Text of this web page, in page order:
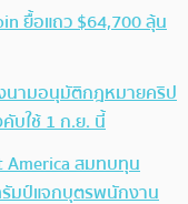
ยื้อแถว $64,700 ลุ้น
นามอนุมัติกฎหมายคริป
บใช้ 1 ก.ย. นี้
America สมทบทุน
มป์แจกบุตรพนักงาน